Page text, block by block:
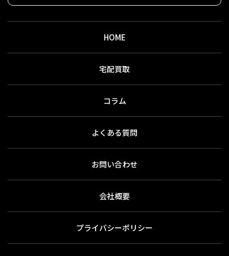
HOME
宅配買取
コラム
よくある質問
お問い合わせ
会社概要
プライバシーポリシー